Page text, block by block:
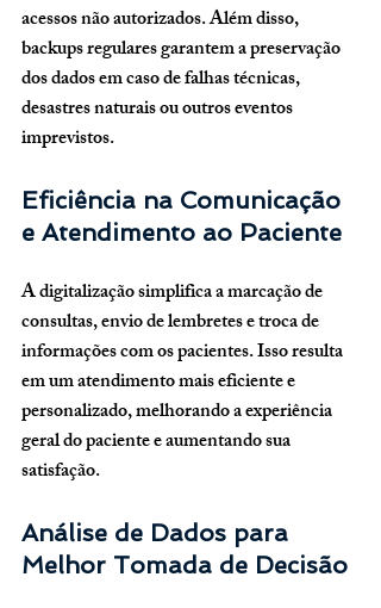
acessos não autorizados. Além disso,
backups regulares garantem a preservação
dos dados em caso de falhas técnicas,
desastres naturais ou outros eventos
imprevistos.
Eficiência na Comunicação
e Atendimento ao Paciente
A digitalização simplifica a marcação de
consultas, envio de lembretes e troca de
informações com os pacientes. Isso resulta
em um atendimento mais eficiente e
personalizado, melhorando a experiência
geral do paciente e aumentando sua
satisfação.
Análise de Dados para
Melhor Tomada de Decisão